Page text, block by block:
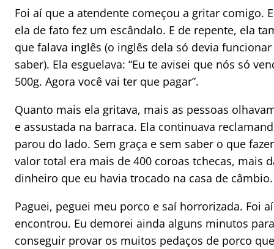
Foi aí que a atendente começou a gritar comigo.
ela de fato fez um escândalo. E de repente, ela
que falava inglês (o inglês dela só devia
saber). Ela esguelava: “Eu te avisei que nós só
500g. Agora você vai ter que pagar”.
Quanto mais ela gritava, mais as pessoas
e assustada na barraca. Ela continuava
parou do lado. Sem graça e sem saber o que
valor total era mais de 400 coroas tchecas, mais
dinheiro que eu havia trocado na casa de câmbio.
Paguei, peguei meu porco e saí horrorizada. Foi
encontrou. Eu demorei ainda alguns minutos
conseguir provar os muitos pedaços de porco